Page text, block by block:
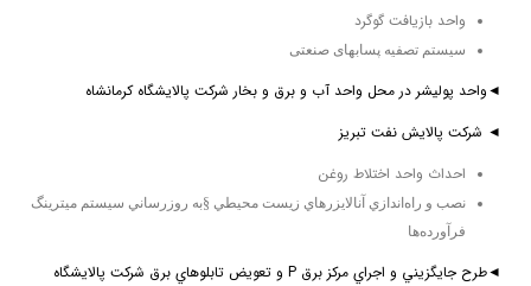
واحد بازيافت گوگرد
سيستم تصفيه پسابهای صنعتی
◄واحد پوليشر در محل واحد آب و برق و بخار شركت پالايشگاه كرمانشاه
◄ شركت پالايش نفت تبريز
احداث واحد اختلاط روغن
نصب و راه‌اندازي آنالايزرهاي زيست محيطي §به روزرساني سيستم ميترينگ
فرآورده‌ها
◄طرح جايگزيني و اجراي مركز برق P و تعويض تابلوهاي برق شركت پالايشگاه